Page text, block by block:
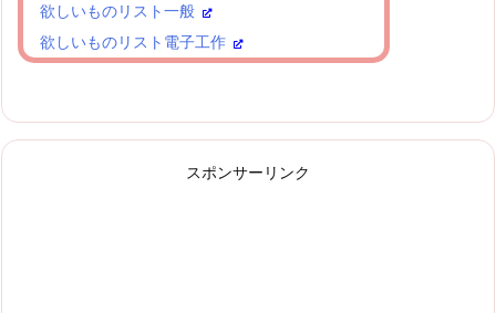
欲しいものリスト一般
欲しいものリスト電子工作
スポンサーリンク